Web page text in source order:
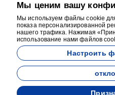
Социальные медиа
Мы ценим вашу
Мы используем файлы cookie
показа персонализированной
нашего трафика. Нажимая
использование нами файлов
Настроить